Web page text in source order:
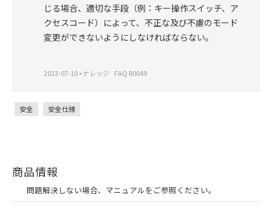
じる場合、適切な手段（例：キー操作スイッチ、ア
クセスコード）によって、不正な及び不慮のモード
変更ができないようにしなければならない。
2023-07-10•ナレッジ FAQ R0049
安全 安全仕様
商品情報
問題解決しない場合、マニュアルをご参照ください。